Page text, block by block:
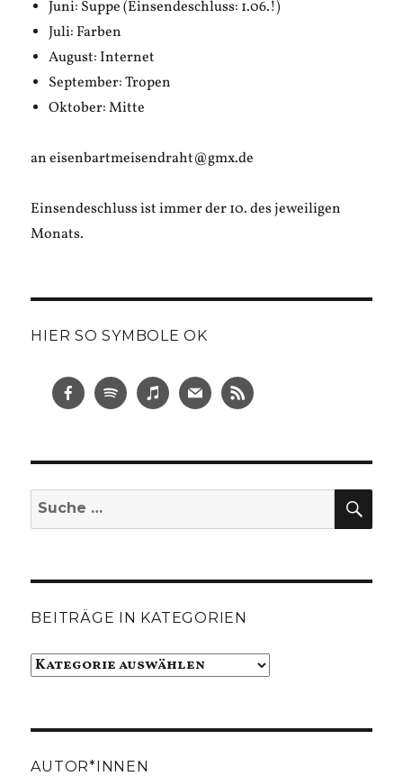
Juni: Suppe (Einsendeschluss: 1.06.!)
Juli: Farben
August: Internet
September: Tropen
Oktober: Mitte
an eisenbartmeisendraht@gmx.de
Einsendeschluss ist immer der 10. des jeweiligen
Monats.
HIER SO SYMBOLE OK
Suche
nach:
BEITRÄGE IN KATEGORIEN
Beiträge
AUTOR*INNEN